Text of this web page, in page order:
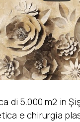
di 5.000 m2 in
e chirurgia